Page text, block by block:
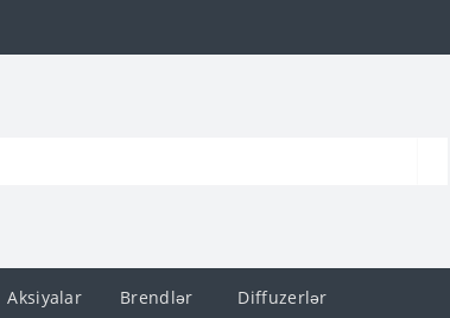
Aksiyalar Brendlər Diffuzerlər